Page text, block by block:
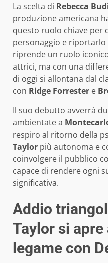
La scelta di Rebecca
produzione americana
questo ruolo chiave per
personaggio e riportarlo
riprende un ruolo
attrici, ma con una
di oggi si allontana dal
con Ridge Forrester e
Il suo debutto avverrà
ambientate a
respiro al ritorno della
Taylor più autonoma e
coinvolgere il pubblico
capace di rendere ogni
significativa.
Addio
Taylor si apre
legame con